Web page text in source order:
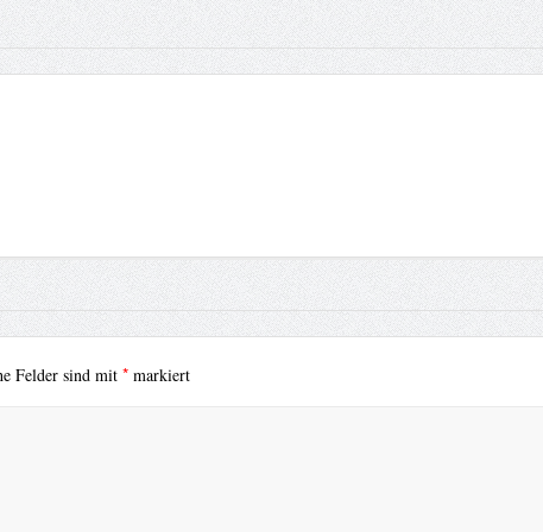
Felder sind mit *markiert